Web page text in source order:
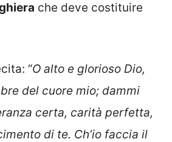
che deve costituire
“O alto e glorioso Dio,
del cuore mio; dammi
certa, carità perfetta,
di te. Ch’io faccia il